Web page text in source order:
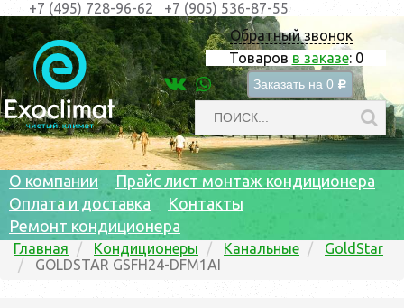
Обратный звонок
Товаров в заказе: 0
Заказать на 0 c
+7 (495) 728-96-62 +7 (905) 536-87-55
О компании
Прайс лист монтаж кондиционера
Оплата и доставка
Контакты
Ремонт кондиционера
Главная Кондиционеры Канальные
GoldStar
GOLDSTAR GSFH24-DFM1AI